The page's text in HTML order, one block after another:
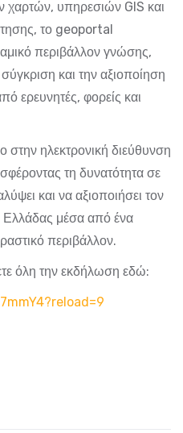
χαρτών, υπηρεσιών GIS και
το geoportal
περιβάλλον γνώσης,
και την αξιοποίηση
ερευνητές, φορείς και
στην ηλεκτρονική διεύθυνση
τη δυνατότητα σε
και να αξιοποιήσει τον
Ελλάδας μέσα από ένα
περιβάλλον.
όλη την εκδήλωση εδώ: